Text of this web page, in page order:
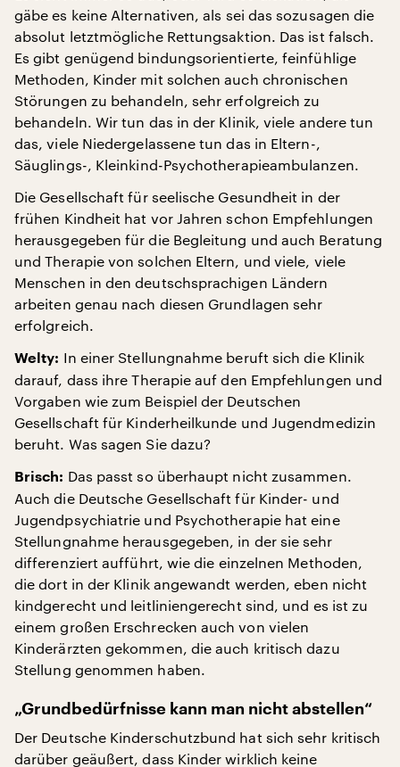
gäbe es keine Alternativen, als sei das sozusagen die
absolut letztmögliche Rettungsaktion. Das ist falsch.
Es gibt genügend bindungsorientierte, feinfühlige
Methoden, Kinder mit solchen auch chronischen
Störungen zu behandeln, sehr erfolgreich zu
behandeln. Wir tun das in der Klinik, viele andere tun
das, viele Niedergelassene tun das in Eltern-,
Säuglings-, Kleinkind-Psychotherapieambulanzen.
Die Gesellschaft für seelische Gesundheit in der
frühen Kindheit hat vor Jahren schon Empfehlungen
herausgegeben für die Begleitung und auch Beratung
und Therapie von solchen Eltern, und viele, viele
Menschen in den deutschsprachigen Ländern
arbeiten genau nach diesen Grundlagen sehr
erfolgreich.
Welty: In einer Stellungnahme beruft sich die Klinik
darauf, dass ihre Therapie auf den Empfehlungen und
Vorgaben wie zum Beispiel der Deutschen
Gesellschaft für Kinderheilkunde und Jugendmedizin
beruht. Was sagen Sie dazu?
Brisch: Das passt so überhaupt nicht zusammen.
Auch die Deutsche Gesellschaft für Kinder- und
Jugendpsychiatrie und Psychotherapie hat eine
Stellungnahme herausgegeben, in der sie sehr
differenziert aufführt, wie die einzelnen Methoden,
die dort in der Klinik angewandt werden, eben nicht
kindgerecht und leitliniengerecht sind, und es ist zu
einem großen Erschrecken auch von vielen
Kinderärzten gekommen, die auch kritisch dazu
Stellung genommen haben.
„Grundbedürfnisse kann man nicht abstellen“
Der Deutsche Kinderschutzbund hat sich sehr kritisch
darüber geäußert, dass Kinder wirklich keine